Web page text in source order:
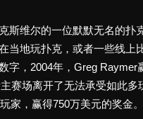
斯维尔的一位默默无名的
当地玩扑克，或者一些线
字，2004年，Greg
赛场离开了无法承受如此
家，赢得750万美元的奖金。